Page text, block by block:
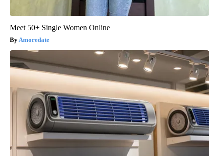
Meet 50+ Single Women Online
Amoredate